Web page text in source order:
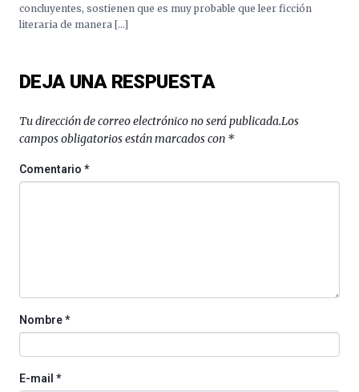
concluyentes, sostienen que es muy probable que leer ficción
literaria de manera […]
DEJA UNA RESPUESTA
Tu dirección de correo electrónico no será publicada.Los
campos obligatorios están marcados con *
Comentario*
Nombre*
E-mail *